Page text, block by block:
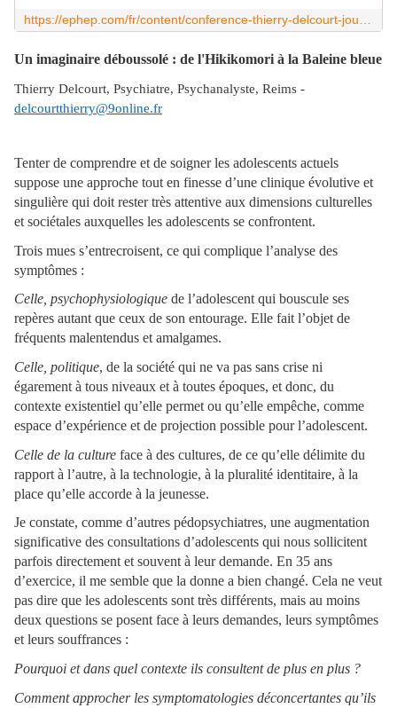
Un imaginaire déboussolé : de l'Hikikomori à la Baleine bleue
Thierry Delcourt, Psychiatre, Psychanalyste, Reims -
delcourtthierry@9online.fr
Tenter de comprendre et de soigner les adolescents actuels
suppose une approche tout en finesse d’une clinique évolutive et
singulière qui doit rester très attentive aux dimensions culturelles
et sociétales auxquelles les adolescents se confrontent.
Trois mues s’entrecroisent, ce qui complique l’analyse des
symptômes :
Celle, psychophysiologique de l’adolescent qui bouscule ses
repères autant que ceux de son entourage. Elle fait l’objet de
fréquents malentendus et amalgames.
Celle, politique, de la société qui ne va pas sans crise ni
égarement à tous niveaux et à toutes époques, et donc, du
contexte existentiel qu’elle permet ou qu’elle empêche, comme
espace d’expérience et de projection possible pour l’adolescent.
Celle de la culture face à des cultures, de ce qu’elle délimite du
rapport à l’autre, à la technologie, à la pluralité identitaire, à la
place qu’elle accorde à la jeunesse.
Je constate, comme d’autres pédopsychiatres, une augmentation
significative des consultations d’adolescents qui nous sollicitent
parfois directement et souvent à leur demande. En 35 ans
d’exercice, il me semble que la donne a bien changé. Cela ne veut
pas dire que les adolescents sont très différents, mais au moins
deux questions se posent face à leurs demandes, leurs symptômes
et leurs souffrances :
Pourquoi et dans quel contexte ils consultent de plus en plus ?
Comment approcher les symptomatologies déconcertantes qu’ils